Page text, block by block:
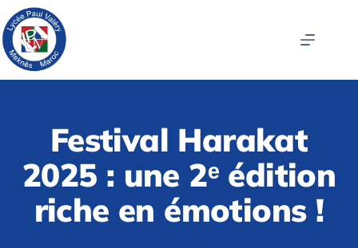
Festival Harakat
2025 : une 2ᵉ édition
riche en émotions !